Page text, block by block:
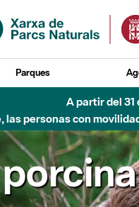
Parques
A partir del
las personas con